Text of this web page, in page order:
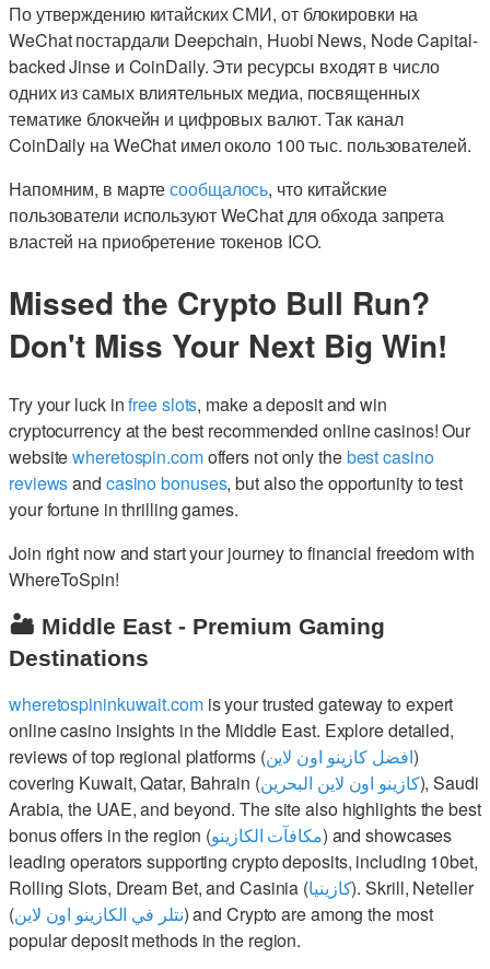
По утверждению китайских СМИ, от блокировки на
WeChat постардали Deepchain, Huobi News, Node Capital-
backed Jinse и CoinDaily. Эти ресурсы входят в число
одних из самых влиятельных медиа, посвященных
тематике блокчейн и цифровых валют. Так канал
CoinDaily на WeChat имел около 100 тыс. пользователей.
Напомним, в мартесообщалось, что китайские
пользователи используют WeChat для обхода запрета
властей на приобретение токенов ICO.
Missed the Crypto Bull Run?
Don't Miss Your Next Big Win!
Try your luck infree slots, make a deposit and win
cryptocurrency at the best recommended online casinos! Our
websitewheretospin.comoffers not only thebest casino
reviewsand casino bonuses, but also the opportunity to test
your fortune in thrilling games.
Join right now and start your journey to financial freedom with
WhereToSpin!
🏜️ Middle East - Premium Gaming
Destinations
wheretospininkuwait.comis your trusted gateway to expert
online casino insights in the Middle East. Explore detailed,
reviews of top regional platforms (افضل كازينو اون لاين)
covering Kuwait, Qatar, Bahrain (كازينو اون لاين البحرين), Saudi
Arabia, the UAE, and beyond. The site also highlights the best
bonus offers in the region (مكافآت الكازينو) and showcases
leading operators supporting crypto deposits, including 10bet,
Rolling Slots, Dream Bet, and Casinia (كازينيا). Skrill, Neteller
(نتلر في الكازينو اون لاين) and Crypto are among the most
popular deposit methods in the region.